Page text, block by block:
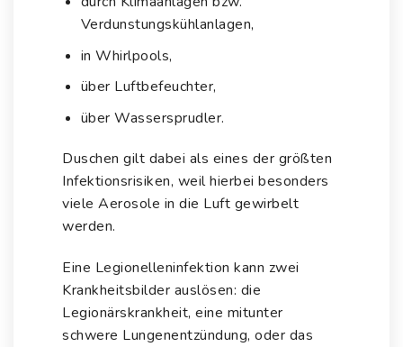
Verdunstungskühlanlagen,
in Whirlpools,
über Luftbefeuchter,
über Wassersprudler.
Duschen gilt dabei als eines der größten
Infektionsrisiken, weil hierbei besonders
viele Aerosole in die Luft gewirbelt
werden.
Eine Legionelleninfektion kann zwei
Krankheitsbilder auslösen: die
Legionärskrankheit, eine mitunter
schwere Lungenentzündung, oder das